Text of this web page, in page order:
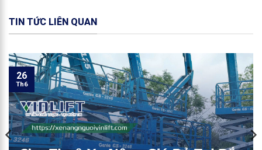
TIN TỨC LIÊN QUAN
26
Th6